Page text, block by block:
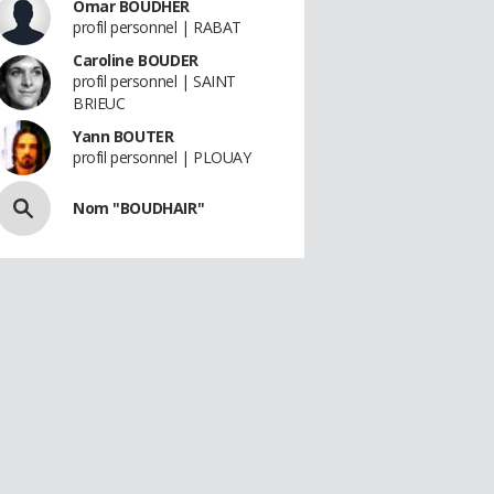
Omar BOUDHER
profil personnel | RABAT
Caroline BOUDER
profil personnel | SAINT
BRIEUC
Yann BOUTER
profil personnel | PLOUAY
Nom "BOUDHAIR"